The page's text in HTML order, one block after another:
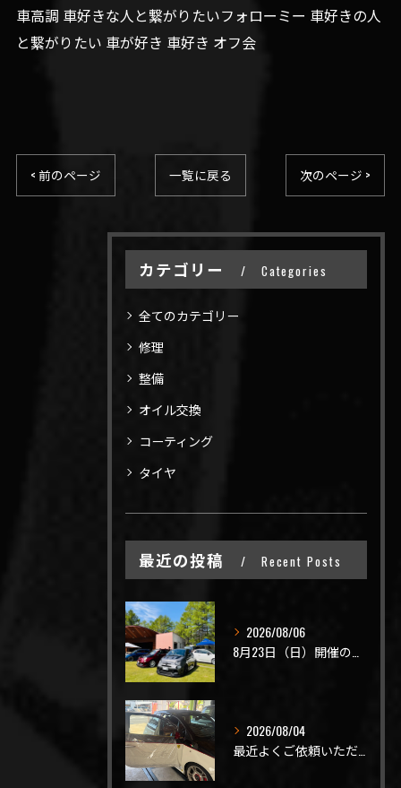
車高調 車好きな人と繋がりたいフォローミー 車好きの人
と繋がりたい 車が好き 車好き オフ会
< 前のページ 一覧に戻る 次のページ >
カテゴリー Categories
全てのカテゴリー
修理
整備
オイル交換
コーティング
タイヤ
最近の投稿 Recent Posts
2026/08/06
2026/08/04